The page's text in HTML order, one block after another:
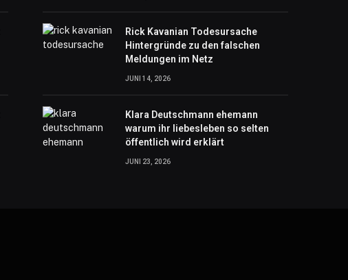
Rick Kavanian Todesursache
Hintergründe zu den falschen
Meldungen im Netz
JUNI 14, 2026
Klara Deutschmann ehemann
warum ihr liebesleben so selten
öffentlich wird erklärt
JUNI 23, 2026